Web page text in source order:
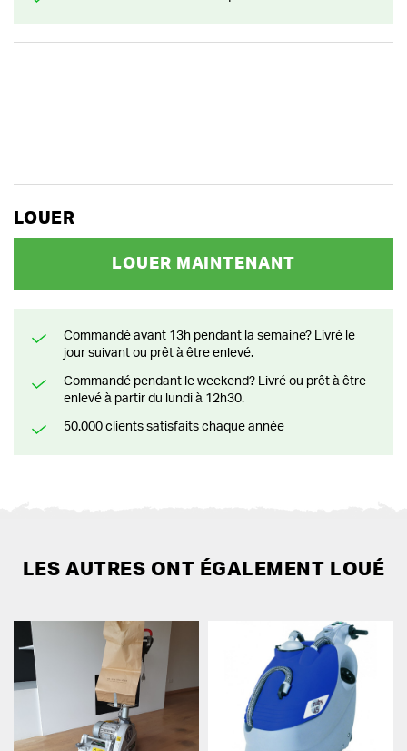
LOUER
LOUER MAINTENANT
Commandé avant 13h pendant la semaine? Livré le
jour suivant ou prêt à être enlevé.
Commandé pendant le weekend? Livré ou prêt à être
enlevé à partir du lundi à 12h30.
50.000 clients satisfaits chaque année
LES AUTRES ONT ÉGALEMENT LOUÉ